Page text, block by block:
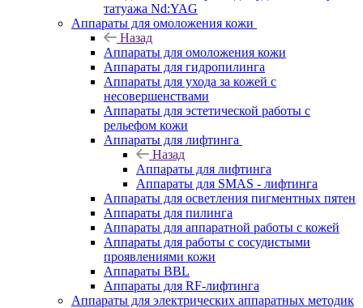
татуажа Nd:YAG
Аппараты для омоложения кожи
Назад
Аппараты для омоложения кожи
Аппараты для гидропилинга
Аппараты для ухода за кожей с
несовершенствами
Аппараты для эстетической работы с
рельефом кожи
Аппараты для лифтинга
Назад
Аппараты для лифтинга
Аппараты для SMAS - лифтинга
Аппараты для осветления пигментных пятен
Аппараты для пилинга
Аппараты для аппаратной работы с кожей
Аппараты для работы с сосудистыми
проявлениями кожи
Аппараты BBL
Аппараты для RF-лифтинга
Аппараты для электрических аппаратных методик